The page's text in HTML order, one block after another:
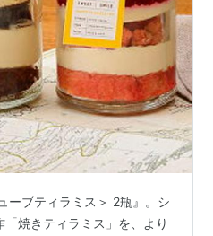
ーブティラミス＞ 2瓶』。シ
焼きティラミス」を、より